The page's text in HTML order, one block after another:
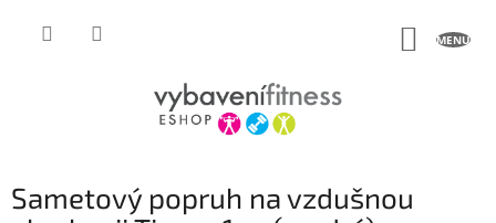
Sametový popruh na vzdušnou